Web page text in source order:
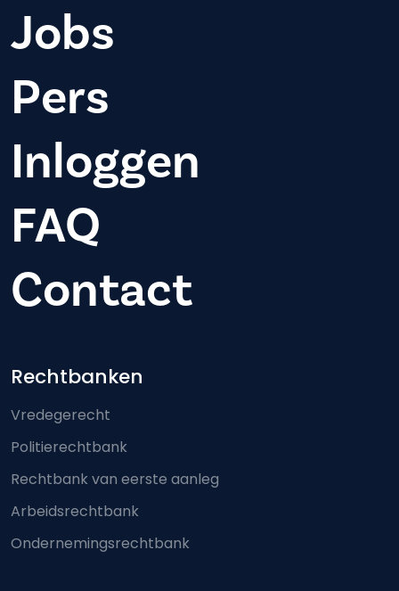
Jobs
Pers
Inloggen
FAQ
Contact
Footer-menu
Rechtbanken
Vredegerecht
Politierechtbank
Rechtbank van eerste aanleg
Arbeidsrechtbank
Ondernemingsrechtbank